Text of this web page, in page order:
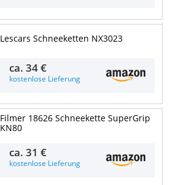
Lescars Schneeketten NX3023
ca.34 €
kostenlose Lieferung
Filmer 18626 Schneekette SuperGrip
KN80
ca.31 €
kostenlose Lieferung